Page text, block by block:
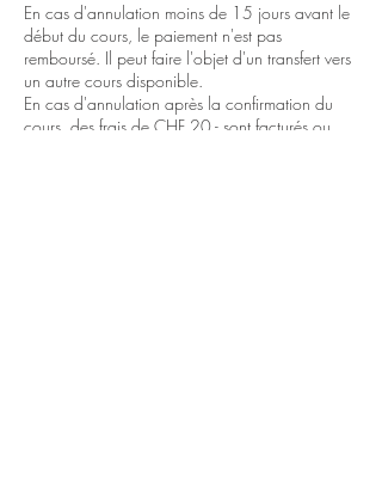
En cas d'annulation moins de 15 jours avant le
début du cours, le paiement n'est pas
remboursé. Il peut faire l'objet d'un transfert vers
un autre cours disponible.
En cas d'annulation après la confirmation du
cours, des frais de CHF 20.- sont facturés ou